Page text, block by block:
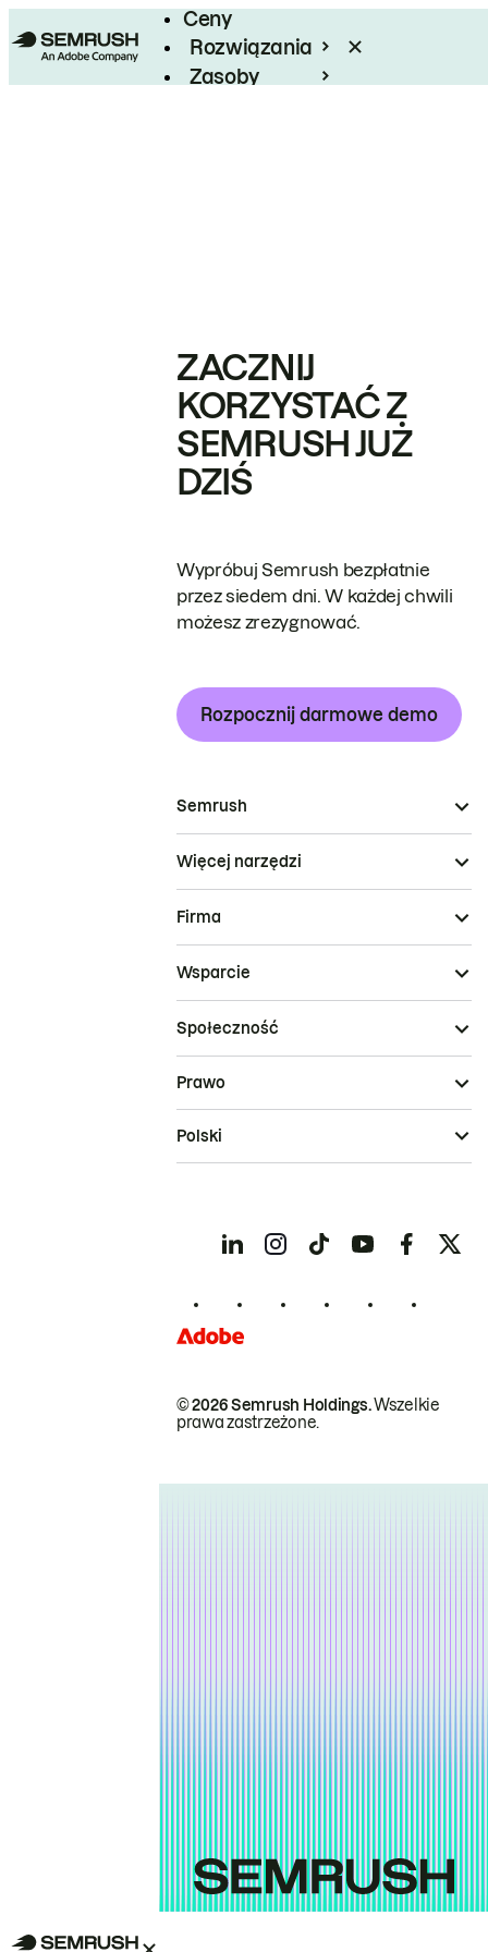
Ceny
Rozwiązania
Zasoby
ZACZNIJ
KORZYSTAĆ Z
SEMRUSH JUŻ
DZIŚ
Wypróbuj Semrush bezpłatnie
przez siedem dni. W każdej chwili
możesz zrezygnować.
Rozpocznij darmowe demo
Semrush
Więcej narzędzi
Firma
Wsparcie
Społeczność
© 2026 Semrush Holdings.Wszelkie
prawa zastrzeżone.
Prawo
Polski